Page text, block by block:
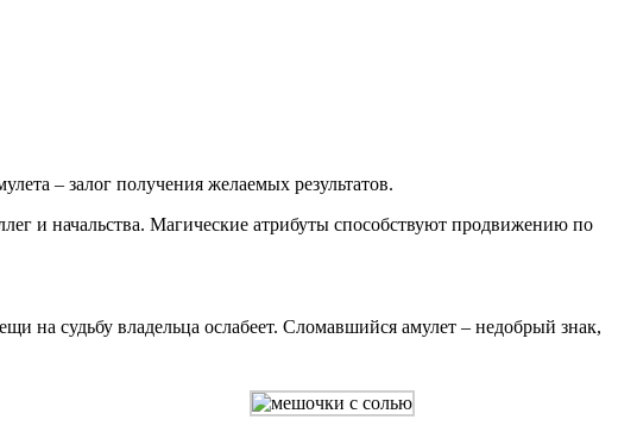
– залог получения желаемых результатов.
и начальства. Магические атрибуты способствуют продвижению по
на судьбу владельца ослабеет. Сломавшийся амулет – недобрый знак,